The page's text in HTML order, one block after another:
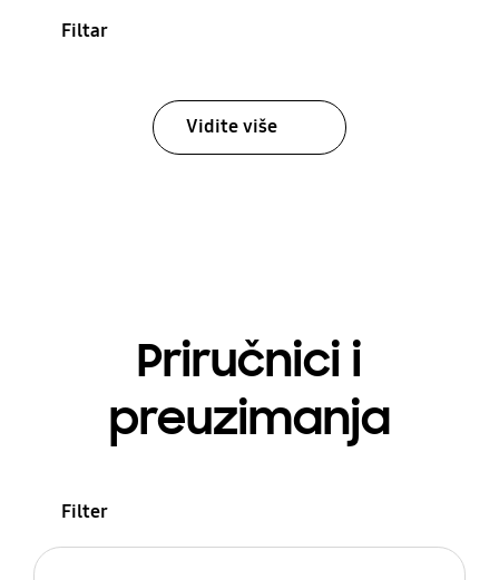
Filtar
Vidite više
Priručnici i
preuzimanja
Filter